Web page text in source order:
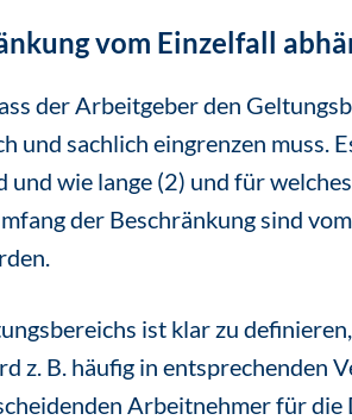
vom Einzelfall
der Arbeitgeber den
sachlich eingrenzen muss.
wie lange (2) und für
der Beschränkung sind
ist klar zu
z. B. häufig in entsprechenden
Arbeitnehmer für die